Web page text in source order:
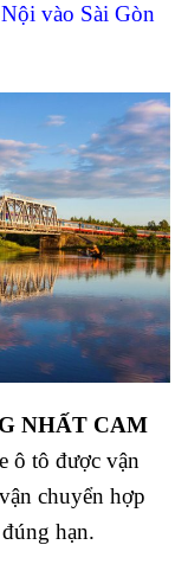
vào Sài Gòn
NHẤT CAM
ô tô được vận
chuyển hợp
hạn.